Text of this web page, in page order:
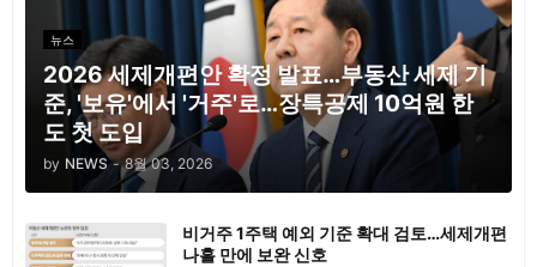
뉴스
2026 세제개편안 확정 발표…부동산 세제 기
준, '보유'에서 '거주'로…장특공제 10억원 한
도 첫 도입
by NEWS - 8월 03, 2026
비거주 1주택 예외 기준 확대 검토…세제개편
나흘 만에 보완 신호